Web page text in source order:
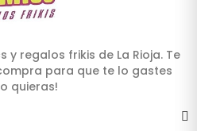
y regalos frikis de La Rioja. Te
para que te lo gastes
quieras!